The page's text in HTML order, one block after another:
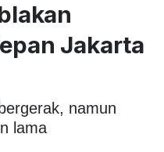
Jakarta
namun
lama